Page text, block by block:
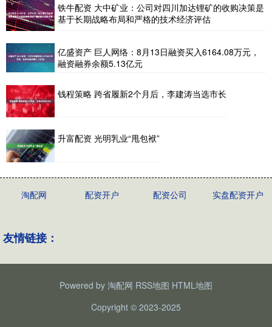
铁牛配资 大中矿业：公司对四川加达锂矿的收购决策是
基于长期战略布局和严格的技术经济评估
亿盛资产 巨人网络：8月13日融资买入6164.08万元，
融资融券余额5.13亿元
钱程策略 跨省履新2个月后，李建涛当选市长
升富配资 光明乳业“甩包袱”
淘配网 配资开户 配资公司 实盘配资开户
友情链接：
Powered by 淘配网 RSS地图 HTML地图
Copyright © 2023-2025